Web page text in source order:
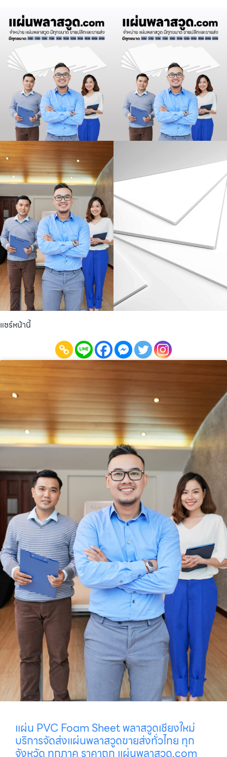
แชร์หน้านี้
แผ่น PVC Foam Sheet พลาสวูดเชียงใหม่
บริการจัดส่งแผ่นพลาสวูดขายส่งทั่วไทย ทุก
จังหวัด ทุกภาค ราคาถูก แผ่นพลาสวูด.com